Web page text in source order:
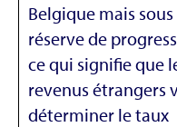
Belgique mais sous
réserve de
ce qui signifie que
revenus étrangers
déterminer le taux